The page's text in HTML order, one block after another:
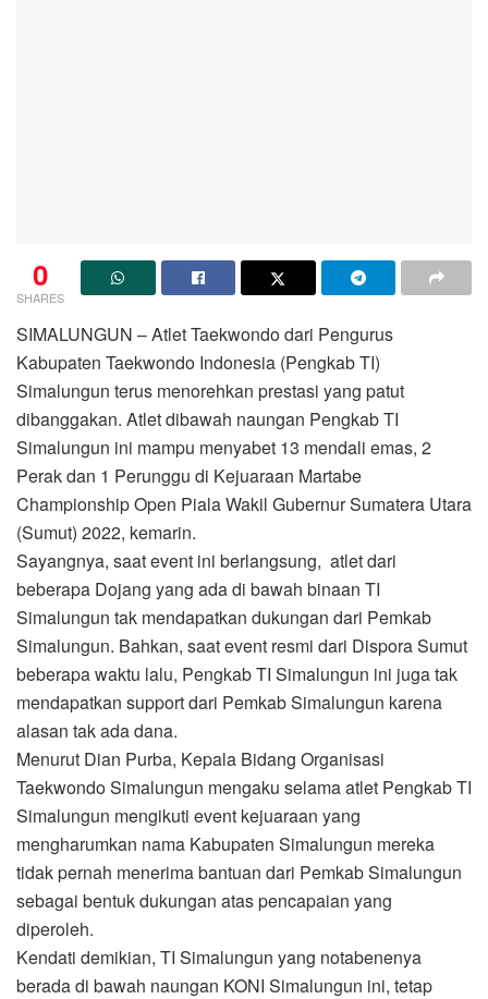
0
SHARES
SIMALUNGUN – Atlet Taekwondo dari Pengurus
Kabupaten Taekwondo Indonesia (Pengkab TI)
Simalungun terus menorehkan prestasi yang patut
dibanggakan. Atlet dibawah naungan Pengkab TI
Simalungun ini mampu menyabet 13 mendali emas, 2
Perak dan 1 Perunggu di Kejuaraan Martabe
Championship Open Piala Wakil Gubernur Sumatera Utara
(Sumut) 2022, kemarin.
Sayangnya, saat event ini berlangsung, atlet dari
beberapa Dojang yang ada di bawah binaan TI
Simalungun tak mendapatkan dukungan dari Pemkab
Simalungun. Bahkan, saat event resmi dari Dispora Sumut
beberapa waktu lalu, Pengkab TI Simalungun ini juga tak
mendapatkan support dari Pemkab Simalungun karena
alasan tak ada dana.
Menurut Dian Purba, Kepala Bidang Organisasi
Taekwondo Simalungun mengaku selama atlet Pengkab TI
Simalungun mengikuti event kejuaraan yang
mengharumkan nama Kabupaten Simalungun mereka
tidak pernah menerima bantuan dari Pemkab Simalungun
sebagai bentuk dukungan atas pencapaian yang
diperoleh.
Kendati demikian, TI Simalungun yang notabenenya
berada di bawah naungan KONI Simalungun ini, tetap